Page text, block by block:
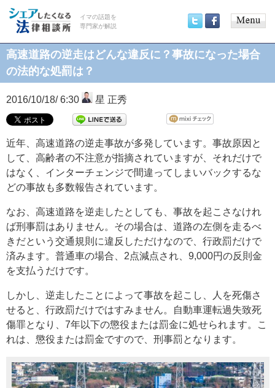
イマの話題を
専門家が解説
menu
高速道路の逆走はどんな違反に？事故になった場合
の法的な処罰は？
2016/10/18/ 6:30 星 正秀
近年、高速道路の逆走事故が多発しています。事故原因と
して、高齢者の不注意が指摘されていますが、それだけで
はなく、インターチェンジで間違ってしまいバックするな
どの事故も多数報告されています。
なお、高速道路を逆走したとしても、事故を起こさなけれ
ば刑事罰はありません。その場合は、道路の左側を走るべ
きだという交通規則に違反しただけなので、行政罰だけで
済みます。普通車の場合、2点減点され、9,000円の反則金
を支払うだけです。
しかし、逆走したことによって事故を起こし、人を死傷さ
せると、行政罰だけではすみません。自動車運転過失致死
傷罪となり、7年以下の懲役または罰金に処せられます。こ
れは、懲役または罰金ですので、刑事罰となります。